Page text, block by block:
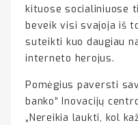
kituose socialiniuose
beveik visi svajoja iš
suteikti kuo daugiau
interneto herojus.
Pomėgius paversti
banko“ Inovacijų
„Nereikia laukti, kol